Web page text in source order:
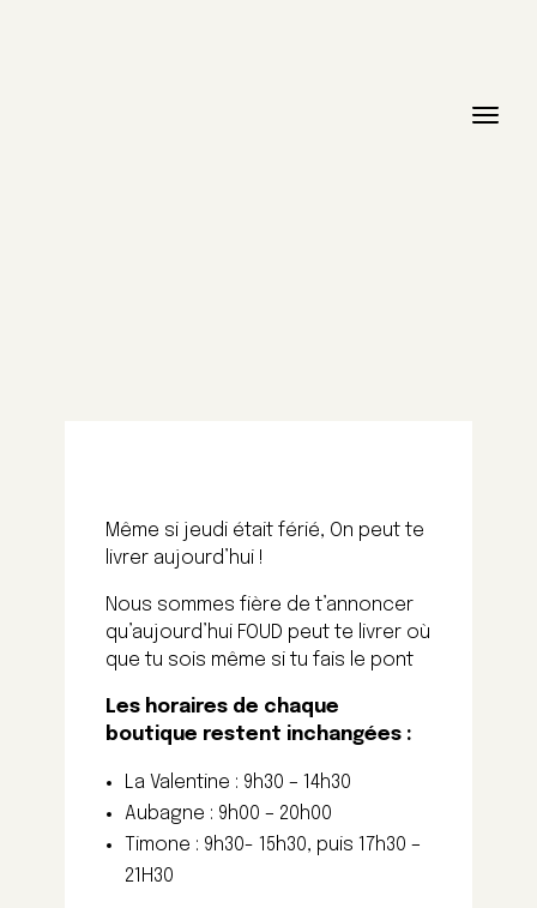
Même si jeudi était férié, On peut te
livrer aujourd’hui !
Nous sommes fière de t’annoncer
qu’aujourd’hui FOUD peut te livrer où
que tu sois même si tu fais le pont
Les horaires de chaque
boutique restent inchangées :
La Valentine : 9h30 – 14h30
Aubagne : 9h00 – 20h00
Timone : 9h30- 15h30, puis 17h30 –
21H30